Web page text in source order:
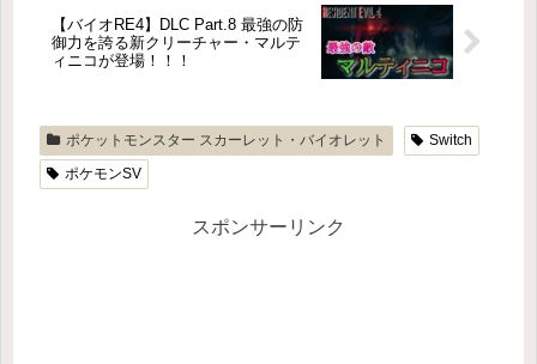
【バイオRE4】DLC Part.8 最強の防
御力を誇る新クリーチャー・マルテ
ィニコが登場！！！
ポケットモンスター スカーレット・バイオレット
Switch
ポケモンSV
スポンサーリンク